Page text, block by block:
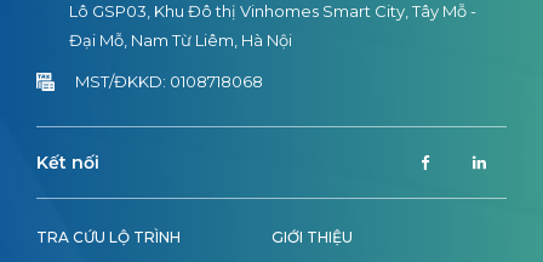
TRA CỨU LỘ TRÌNH GIỚI THIỆU
Lô GSP03, Khu Đô thị Vinhomes Smart City, Tây Mỗ -
Đại Mỗ, Nam Từ Liêm, Hà Nội
MST/ĐKKD: 0108718068
Kết nối